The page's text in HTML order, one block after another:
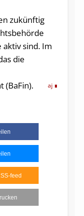
zukünftig
aktiv sind. Im
die
(BaFin).
aj
feed